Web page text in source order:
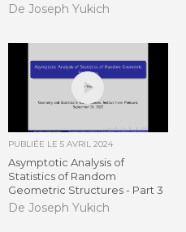
De Joseph Yukich
PUBLIÉE LE 5 AVRIL 2024
Asymptotic Analysis of
Statistics of Random
Geometric Structures - Part 3
De Joseph Yukich